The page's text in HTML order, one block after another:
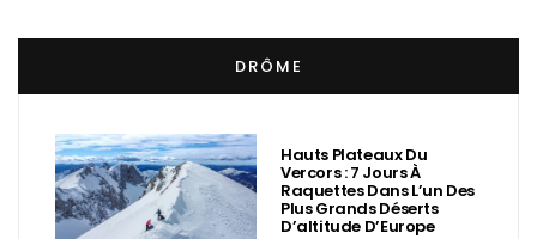
DRÔME
Hauts Plateaux Du
Vercors : 7 Jours À
Raquettes Dans L’un Des
Plus Grands Déserts
D’altitude D’Europe